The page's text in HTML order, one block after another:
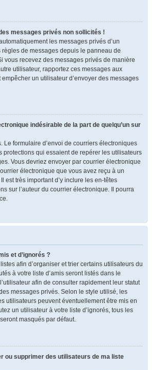
messages privés non sollicités !
les messages privés d’un
de messages depuis le panneau de
vous recevez des messages privés de manière
utilisateur, rapportez ces messages aux
un utilisateur d’envoyer des messages
indésirable de la part de quelqu’un sur
Le formulaire d’envoi de courriers électroniques
protections qui essaient de repérer les utilisateurs
Vous devriez envoyer par courrier électronique
électronique que vous avez reçu à un
est très important d’y inclure les en-têtes
sur l’auteur du courrier électronique. Il pourra
et d’ignorés ?
afin d’organiser et trier certains utilisateurs du
à votre liste d’amis seront listés dans le
afin de consulter rapidement leur statut
messages privés. Selon le style utilisé, les
utilisateurs peuvent éventuellement être mis en
un utilisateur à votre liste d’ignorés, tous les
masqués par défaut.
ou supprimer des utilisateurs de ma liste